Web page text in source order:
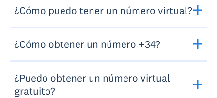
¿Cómo puedo tener un número virtual?
¿Cómo obtener un número +34?
¿Puedo obtener un número virtual
gratuito?